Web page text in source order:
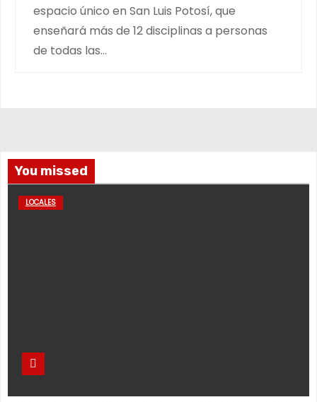
espacio único en San Luis Potosí, que
enseñará más de 12 disciplinas a personas
de todas las…
You missed
LOCALES